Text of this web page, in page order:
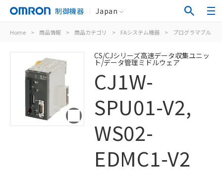
制御機器 Japan
Home > 商品情報 > 商品カテゴリ > FAシステム機器 > プログラマブルコ
CS/CJシリーズ高速データ収集ユニッ
ト/データ管理ミドルウェア
CJ1W-
SPU01-V2,
WS02-
EDMC1-V2